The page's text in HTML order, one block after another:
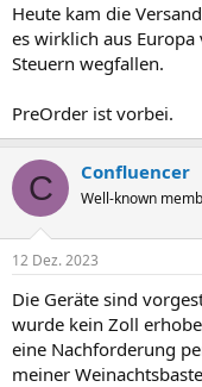
:
Heute kam die
es wirklich aus
Steuern wegfallen.
PreOrder ist vorbei.
C Confluencer
Well-known
12 Dez. 2023
Die Geräte sind
wurde kein Zoll
eine Nachforderung
meiner